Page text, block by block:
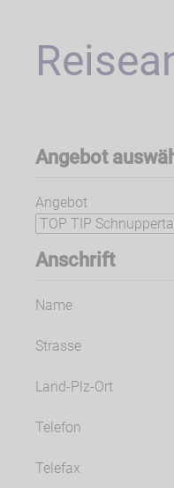
Angebot
Angebot
Anschrift
Name
Strasse
Land-Plz-Ort
Telefon
Telefax